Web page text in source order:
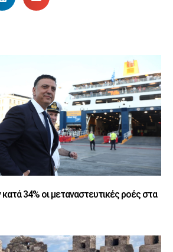
κατά 34% οι μεταναστευτικές ροές στα